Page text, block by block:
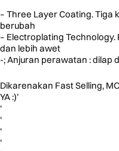
– Three Layer Coating.
berubah
– Electroplating
dan lebih awet
-; Anjuran perawatan : dilap
Dikarenakan Fast Selling,
YA :)’
‘
‘
‘
‘